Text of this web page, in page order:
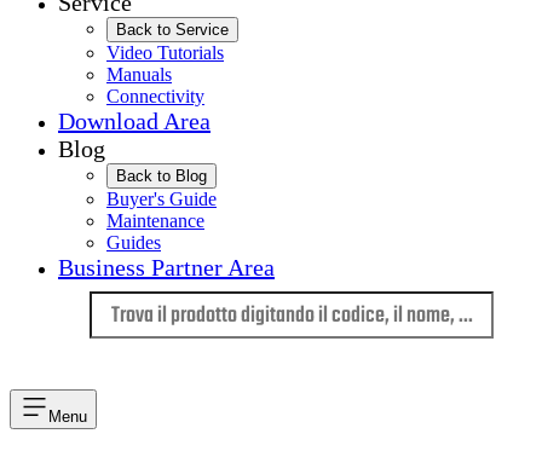
Back to Service
Video Tutorials
Manuals
Connectivity
Download Area
Blog
Back to Blog
Buyer's Guide
Maintenance
Guides
Business Partner Area
Menu